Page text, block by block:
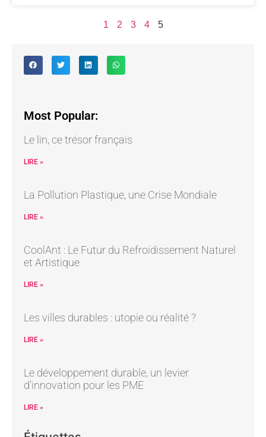
1 2 3 4 5
Most Popular:
Le lin, ce trésor français
LIRE »
La Pollution Plastique, une Crise Mondiale
LIRE »
CoolAnt : Le Futur du Refroidissement Naturel
et Artistique
LIRE »
Les villes durables : utopie ou réalité ?
LIRE »
Le développement durable, un levier
d’innovation pour les PME
LIRE »